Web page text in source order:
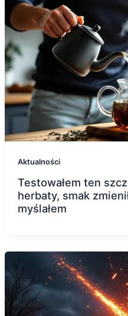
Aktualności
Testowałem ten
herbaty, smak
myślałem